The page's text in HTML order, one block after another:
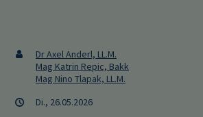
Dr Axel Anderl, LL.M.
Mag Katrin Repic, Bakk
Mag Nino Tlapak, LL.M.
Di., 26.05.2026